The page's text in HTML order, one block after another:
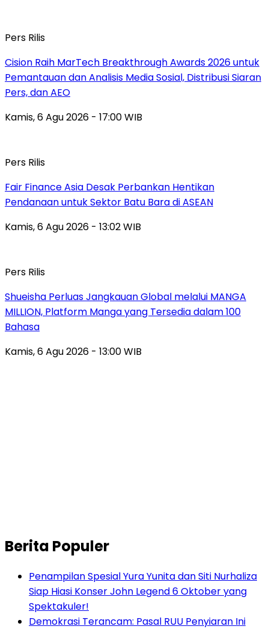
Pers Rilis
Cision Raih MarTech Breakthrough Awards 2026 untuk
Pemantauan dan Analisis Media Sosial, Distribusi Siaran
Pers, dan AEO
Kamis, 6 Agu 2026 - 17:00 WIB
Pers Rilis
Fair Finance Asia Desak Perbankan Hentikan
Pendanaan untuk Sektor Batu Bara di ASEAN
Kamis, 6 Agu 2026 - 13:02 WIB
Pers Rilis
Shueisha Perluas Jangkauan Global melalui MANGA
MILLION, Platform Manga yang Tersedia dalam 100
Bahasa
Kamis, 6 Agu 2026 - 13:00 WIB
Berita Populer
Penampilan Spesial Yura Yunita dan Siti Nurhaliza
Siap Hiasi Konser John Legend 6 Oktober yang
Spektakuler!
Demokrasi Terancam: Pasal RUU Penyiaran Ini